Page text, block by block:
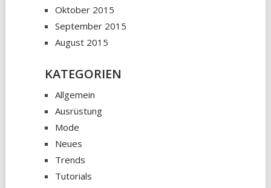
Oktober 2015
September 2015
August 2015
KATEGORIEN
Allgemein
Ausrüstung
Mode
Neues
Trends
Tutorials